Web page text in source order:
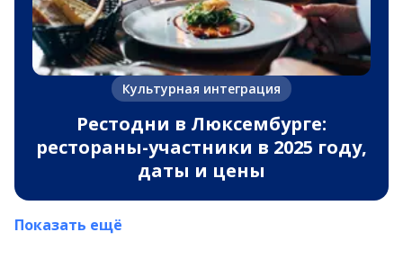
Культурная интеграция
Рестодни в Люксембурге:
рестораны-участники в 2025 году,
даты и цены
Показать ещё